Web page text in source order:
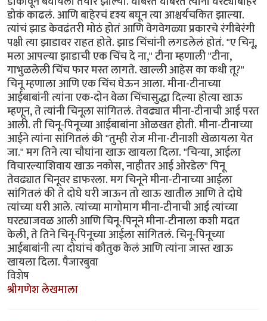
डोकं काढलं. आणि बाहेरचं दृश्य बघून त्या आश्चर्यचकित झाल्या.
त्यांचं झाड केवढंतरी मोठं होतं आणि वेगवेगळ्या प्रकारचे रंगीबेरंगी
पक्षी त्या झाडावर राहत होते. झाड चिंचांनी लगडलेलं होतं. "ए चिनू,
मला आपल्या झाडाची एक चिंच दे ना," टीना म्हणाली "टीना,
गाभुळलेली चिंच फार मस्त लागते. खाल्ली आहेस का कधी तू?"
चिनू म्हणाला आणि एक चिंच घेऊन आला. मीना-टीनाच्या
आईबाबांनी त्यांना एक-दोन वेळा चिंचासुद्धा दिल्या होत्या खाऊ
म्हणून, ते त्यांनी चिनूला सांगितलं. तेवढ्यात मीना-टीनाची आई परत
आली. ती चिनू-पिनूच्या आईबाबांना ओळखत होती. मीना-टीनाच्या
आईने त्यांना सांगितलं की "तुम्ही रोज मीना-टीनाशी खेळायला येत
जा." मग तिने त्या चौघांना खाऊ खायला दिला. "चिन्या, आईला
विचारल्याशिवाय खाऊ नकोस, नाहीतर आई ओरडेल" पिनू
तेवढ्यात चिनूवर डाफरला. मग चिनूने मीना-टीनाच्या आईला
सांगितलं की ते दोघे घरी जाऊन तो खाऊ खातील आणि ते दोघे
त्यांच्या घरी आले. त्यांच्या मागोमाग मीना-टीनाची आई त्यांच्या
घरट्याजवळ आली आणि चिनू-पिनूने मीना-टीनाला कशी मदत
केली, ते तिने चिनू-पिनूच्या आईला सांगितलं. चिनू-पिनूच्या
आईबाबांनी त्या दोघांचं कौतुक केलं आणि त्यांना जास्त खाऊ
खायला दिला. पैजारबुवा
विशेष
श्रीगणेश लेखमाला